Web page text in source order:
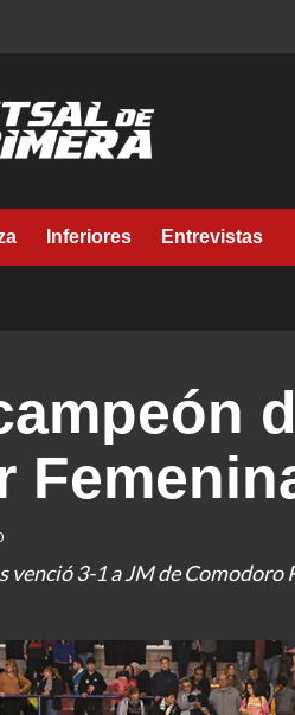
Inferiores Entrevistas
venció 3-1 a JM de